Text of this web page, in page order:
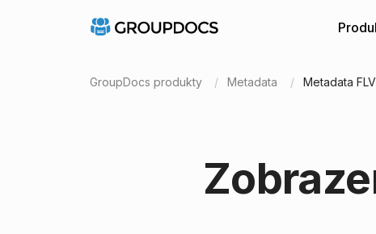
GroupDocs produkty Metadata Metadata FLV